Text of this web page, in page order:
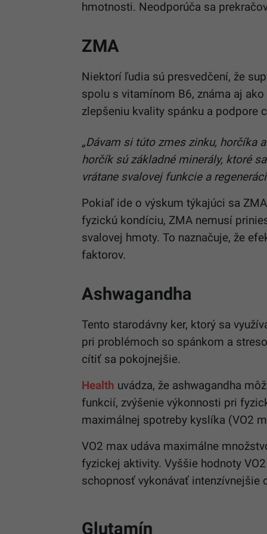
hmotnosti. Neodporúča sa
ZMA
Niektorí ľudia sú presvedčení, že
spolu s vitamínom B6, známa aj
zlepšeniu kvality spánku a podpore
„Dávam si túto zmes zinku, horčíka
horčík sú základné minerály, ktoré
vrátane svalovej funkcie a
Pokiaľ ide o výskum týkajúci sa
fyzickú kondíciu, ZMA nemusí
svalovej hmoty. To naznačuje, že
faktorov.
Ashwagandha
Tento starodávny ker, ktorý sa
pri problémoch so spánkom a
cítiť sa pokojnejšie.
Health uvádza, že ashwagandha
funkcií, zvýšenie výkonnosti pri
maximálnej spotreby kyslíka (VO2
VO2 max udáva maximálne
fyzickej aktivity. Vyššie hodnoty
schopnosť vykonávať intenzívnejšie
Glutamín